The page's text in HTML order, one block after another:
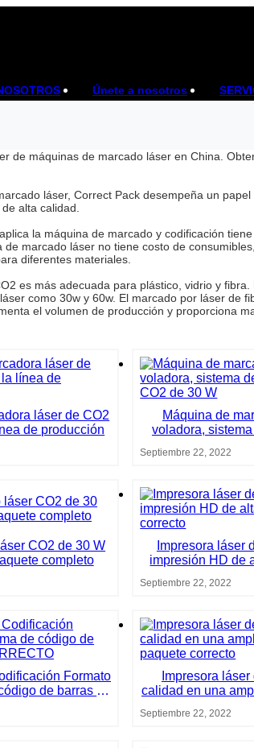
Únete a nosotros
de máquinas de marcado láser en China.
láser, Correct Pack desempeña un
alta calidad.
la máquina de marcado y codificación
marcado láser no tiene costo de
diferentes materiales.
es más adecuada para plástico, vidrio y
como 30w y 60w. El marcado por láser de
el volumen de producción y proporciona
láser de CO2
de producción
Máquina de
voladora,
Septiembre 22, 2022
CO2 de 30 W
completo
Impresora láser
impresión HD de
Septiembre 22, 2022
Formato
de barras -
Impresora
calidad en una
Septiembre 22, 2022